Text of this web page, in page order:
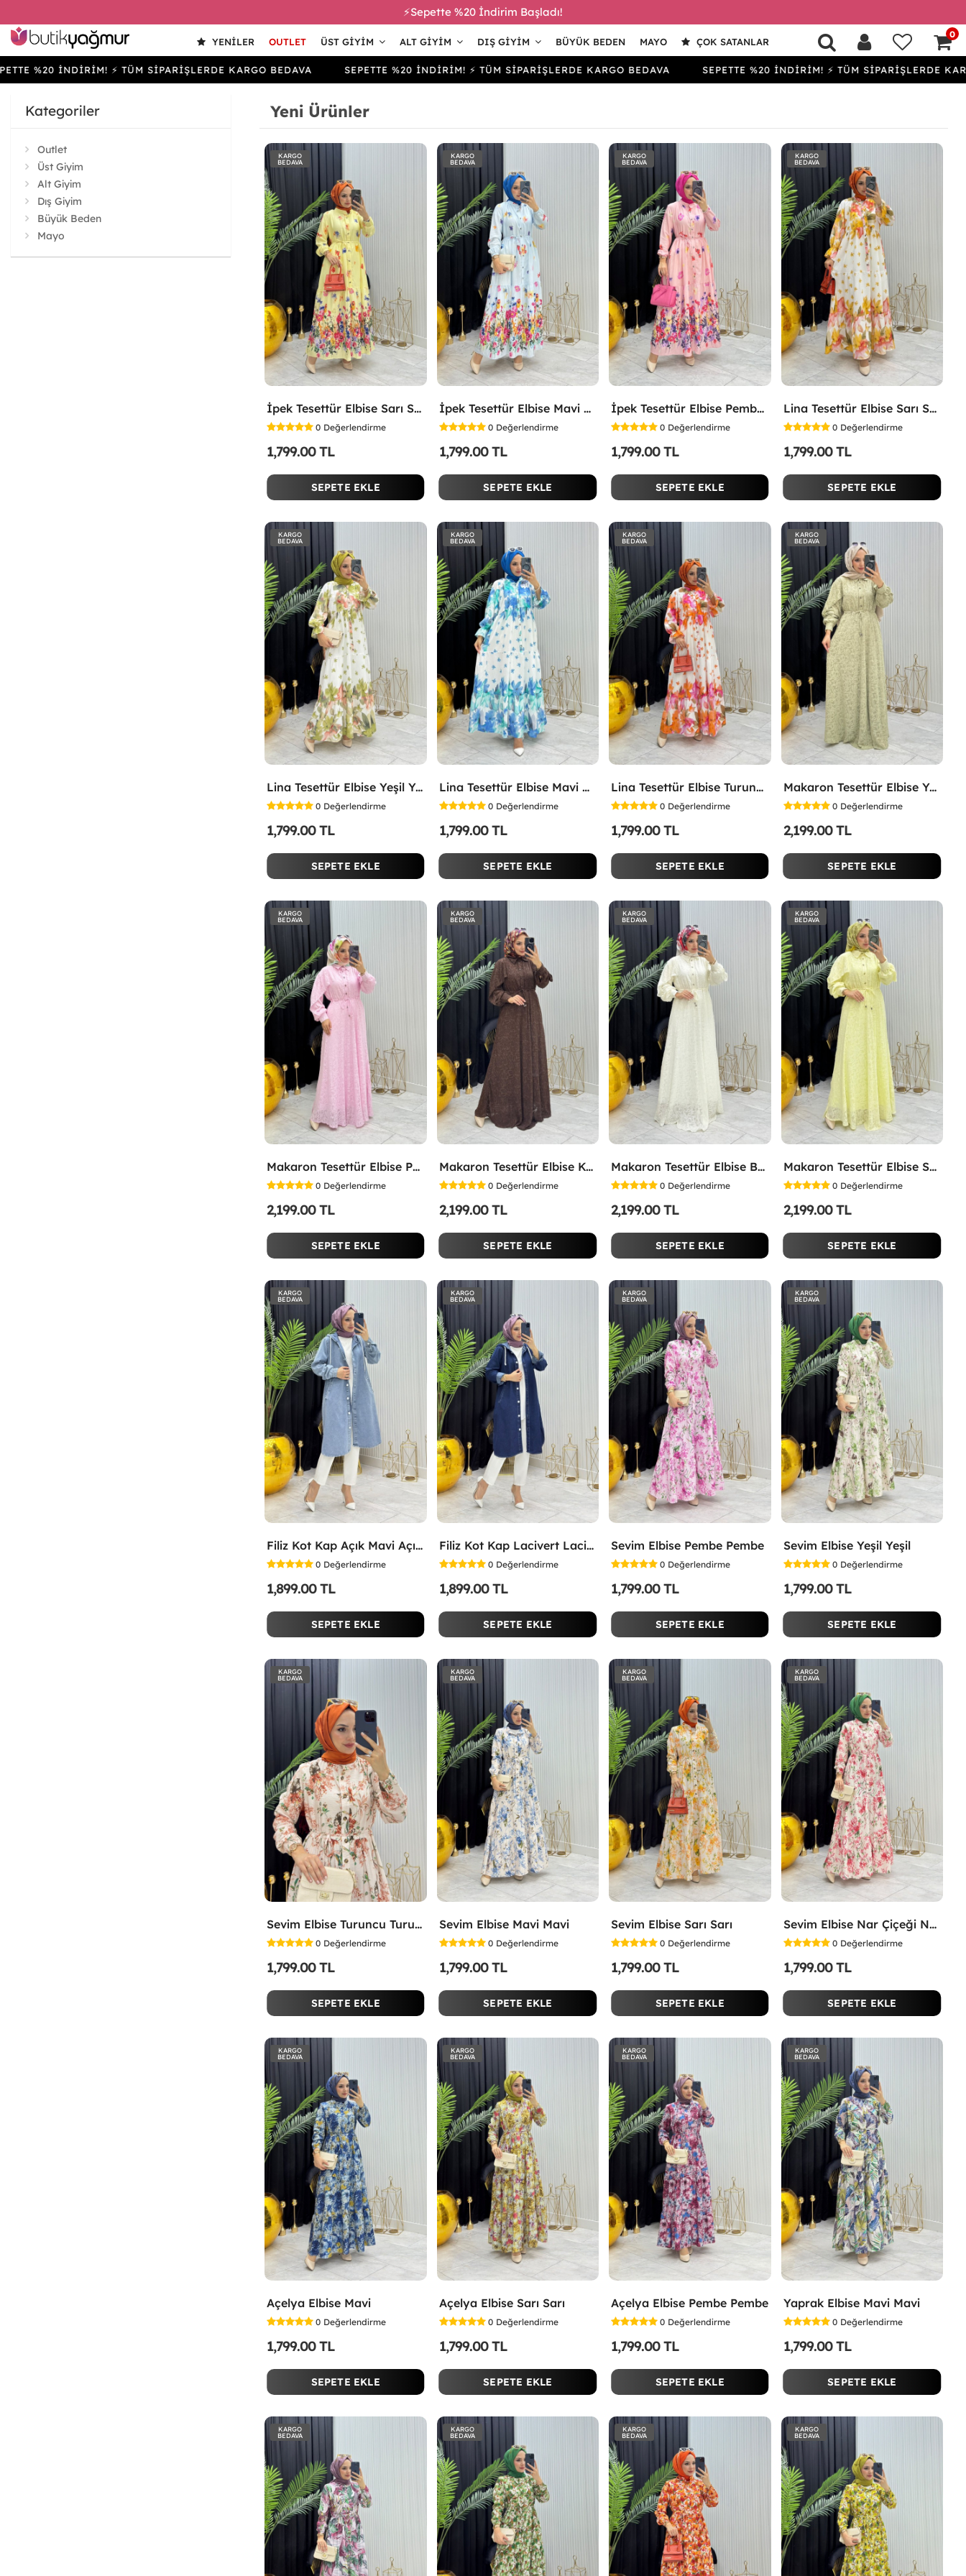
⚡Sepette %20 İndirim Başladı!
YENILER OUTLET ÜST GIYIM ALT GIYIM DIŞ GIYIM BÜYÜK BEDEN MAYO ÇOK SATANLAR
0
İNDİRİM! ⚡ TÜM SİPARİŞLERDE KARGO BEDAVA SEPETTE %20 İNDİRİM! ⚡ TÜM SİPARİŞLERDE KARGO BEDAVA SEPETTE %20 İNDİRİM! ⚡ TÜM SİPARİŞLERDE KARGO
Kategoriler
Outlet
Üst Giyim
Alt Giyim
Dış Giyim
Büyük Beden
Mayo
Yeni Ürünler
KARGO
BEDAVA
İpek Tesettür Elbise Sarı Sarı
0 Değerlendirme
1,799.00 TL
SEPETE EKLE
KARGO
BEDAVA
İpek Tesettür Elbise Mavi Mavi
0 Değerlendirme
1,799.00 TL
SEPETE EKLE
KARGO
BEDAVA
İpek Tesettür Elbise Pembe Pembe
0 Değerlendirme
1,799.00 TL
SEPETE EKLE
KARGO
BEDAVA
Lina Tesettür Elbise Sarı Sarı
0 Değerlendirme
1,799.00 TL
SEPETE EKLE
KARGO
BEDAVA
Lina Tesettür Elbise Yeşil Yeşil
0 Değerlendirme
1,799.00 TL
SEPETE EKLE
KARGO
BEDAVA
Lina Tesettür Elbise Mavi Mavi
0 Değerlendirme
1,799.00 TL
SEPETE EKLE
KARGO
BEDAVA
Lina Tesettür Elbise Turuncu Turuncu
0 Değerlendirme
1,799.00 TL
SEPETE EKLE
KARGO
BEDAVA
Makaron Tesettür Elbise Yeşil Yeşil
0 Değerlendirme
2,199.00 TL
SEPETE EKLE
KARGO
BEDAVA
Makaron Tesettür Elbise Pembe Pembe
0 Değerlendirme
2,199.00 TL
SEPETE EKLE
KARGO
BEDAVA
Makaron Tesettür Elbise Kahverengi Kahverengi
0 Değerlendirme
2,199.00 TL
SEPETE EKLE
KARGO
BEDAVA
Makaron Tesettür Elbise Beyaz Beyaz
0 Değerlendirme
2,199.00 TL
SEPETE EKLE
KARGO
BEDAVA
Makaron Tesettür Elbise Sarı Sarı
0 Değerlendirme
2,199.00 TL
SEPETE EKLE
KARGO
BEDAVA
Filiz Kot Kap Açık Mavi Açık Mavi
0 Değerlendirme
1,899.00 TL
SEPETE EKLE
KARGO
BEDAVA
Filiz Kot Kap Lacivert Lacivert
0 Değerlendirme
1,899.00 TL
SEPETE EKLE
KARGO
BEDAVA
Sevim Elbise Pembe Pembe
0 Değerlendirme
1,799.00 TL
SEPETE EKLE
KARGO
BEDAVA
Sevim Elbise Yeşil Yeşil
0 Değerlendirme
1,799.00 TL
SEPETE EKLE
KARGO
BEDAVA
Sevim Elbise Turuncu Turuncu
0 Değerlendirme
1,799.00 TL
SEPETE EKLE
KARGO
BEDAVA
Sevim Elbise Mavi Mavi
0 Değerlendirme
1,799.00 TL
SEPETE EKLE
KARGO
BEDAVA
Sevim Elbise Sarı Sarı
0 Değerlendirme
1,799.00 TL
SEPETE EKLE
KARGO
BEDAVA
Sevim Elbise Nar Çiçeği Nar Çiçeği
0 Değerlendirme
1,799.00 TL
SEPETE EKLE
KARGO
BEDAVA
Açelya Elbise Mavi
0 Değerlendirme
1,799.00 TL
SEPETE EKLE
KARGO
BEDAVA
Açelya Elbise Sarı Sarı
0 Değerlendirme
1,799.00 TL
SEPETE EKLE
KARGO
BEDAVA
Açelya Elbise Pembe Pembe
0 Değerlendirme
1,799.00 TL
SEPETE EKLE
KARGO
BEDAVA
Yaprak Elbise Mavi Mavi
0 Değerlendirme
1,799.00 TL
SEPETE EKLE
KARGO
BEDAVA
KARGO
BEDAVA
KARGO
BEDAVA
KARGO
BEDAVA